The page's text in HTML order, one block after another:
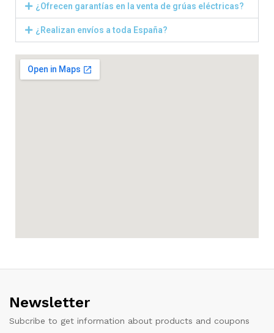
¿Ofrecen garantías en la venta de grúas eléctricas?
¿Realizan envíos a toda España?
Newsletter
Subcribe to get information about products and coupons